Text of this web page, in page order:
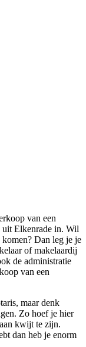
van een
uit Elkenrade in. Wil
komen? Dan leg je je
of makelaardij
de administratie
van een
maar denk
Zo hoef je hier
kwijt te zijn.
dan heb je enorm